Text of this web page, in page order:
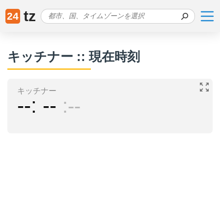
24 tz
キッチナー :: 現在時刻
キッチナー
-- -- --